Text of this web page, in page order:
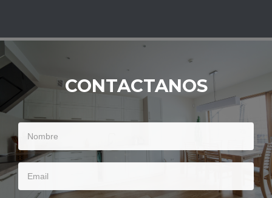
CONTACTANOS